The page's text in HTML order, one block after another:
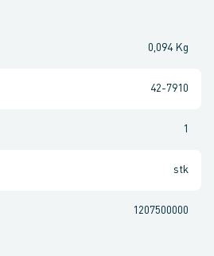
0,094 Kg
42-7910
1
stk
1207500000